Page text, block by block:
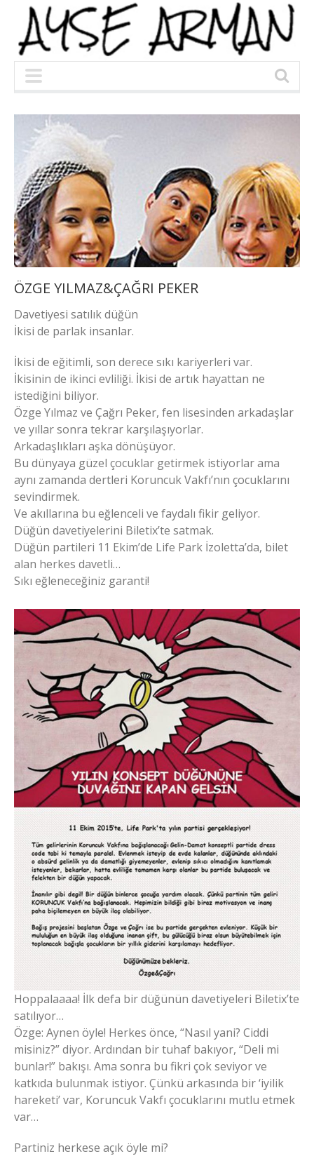
ÖZGE YILMAZ&ÇAĞRI PEKER
Davetiyesi satılık düğün
İkisi de parlak insanlar.
İkisi de eğitimli, son derece sıkı kariyerleri var.
İkisinin de ikinci evliliği. İkisi de artık hayattan ne
istediğini biliyor.
Özge Yılmaz ve Çağrı Peker, fen lisesinden arkadaşlar
ve yıllar sonra tekrar karşılaşıyorlar.
Arkadaşlıkları aşka dönüşüyor.
Bu dünyaya güzel çocuklar getirmek istiyorlar ama
aynı zamanda dertleri Koruncuk Vakfı’nın çocuklarını
sevindirmek.
Ve akıllarına bu eğlenceli ve faydalı fikir geliyor.
Düğün davetiyelerini Biletix’te satmak.
Düğün partileri 11 Ekim’de Life Park İzoletta’da, bilet
alan herkes davetli…
Sıkı eğleneceğiniz garanti!
Hoppalaaaa! İlk defa bir düğünün davetiyeleri Biletix’te
satılıyor…
Özge: Aynen öyle! Herkes önce, “Nasıl yani? Ciddi
misiniz?” diyor. Ardından bir tuhaf bakıyor, “Deli mi
bunlar!” bakışı. Ama sonra bu fikri çok seviyor ve
katkıda bulunmak istiyor. Çünkü arkasında bir ‘iyilik
hareketi’ var, Koruncuk Vakfı çocuklarını mutlu etmek
var…
Partiniz herkese açık öyle mi?